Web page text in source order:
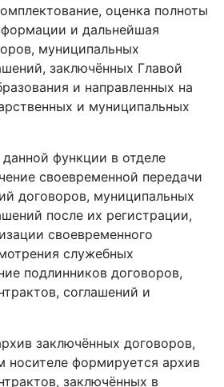
оценка полноты
и дальнейшая
муниципальных
заключённых Главой
и направленных на
и муниципальных
функции в отделе
своевременной передачи
договоров, муниципальных
после их регистрации,
своевременного
служебных
подлинников договоров,
соглашений и
заключённых договоров,
носителе формируется архив
заключённых в